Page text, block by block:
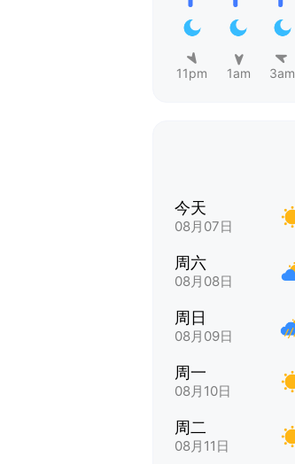
11pm 1am 3am
今天
08月07日
周六
08月08日
周日
08月09日
周一
08月10日
周二
08月11日